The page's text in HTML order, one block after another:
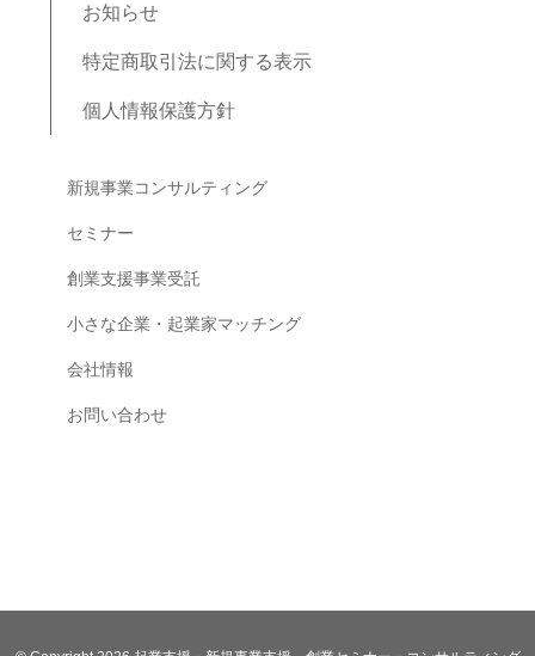
お知らせ
特定商取引法に関する表示
個人情報保護方針
新規事業コンサルティング
セミナー
創業支援事業受託
小さな企業・起業家マッチング
会社情報
お問い合わせ